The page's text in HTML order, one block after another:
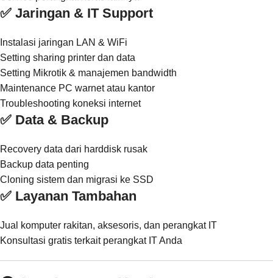
✅ Jaringan & IT Support
Instalasi jaringan LAN & WiFi
Setting sharing printer dan data
Setting Mikrotik & manajemen bandwidth
Maintenance PC warnet atau kantor
Troubleshooting koneksi internet
✅ Data & Backup
Recovery data dari harddisk rusak
Backup data penting
Cloning sistem dan migrasi ke SSD
✅ Layanan Tambahan
Jual komputer rakitan, aksesoris, dan perangkat IT
Konsultasi gratis terkait perangkat IT Anda